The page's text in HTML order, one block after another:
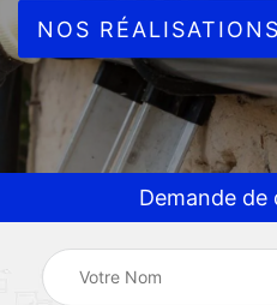
NOS RÉALISATIONS
Demande de